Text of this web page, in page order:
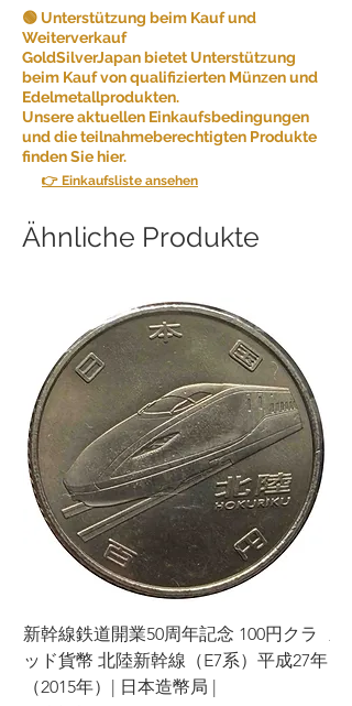
🟢 Unterstützung beim Kauf und
Weiterverkauf
GoldSilverJapan bietet Unterstützung
beim Kauf von qualifizierten Münzen und
Edelmetallprodukten.
Unsere aktuellen Einkaufsbedingungen
und die teilnahmeberechtigten Produkte
finden Sie hier.
👉 Einkaufsliste ansehen
Ähnliche Produkte
新幹線鉄道開業50周年記念 100円クラ
ッド貨幣 北陸新幹線（E7系）平成27年
（2015年）| 日本造幣局 |